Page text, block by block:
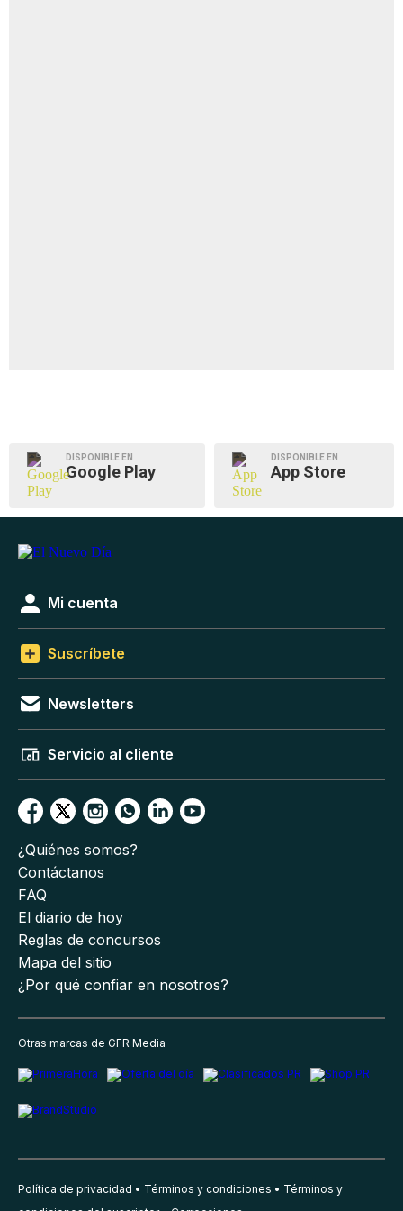
DISPONIBLE EN
Google Play
DISPONIBLE EN
App Store
Mi cuenta
Suscríbete
Newsletters
Servicio al cliente
¿Quiénes somos?
Contáctanos
FAQ
El diario de hoy
Reglas de concursos
Mapa del sitio
¿Por qué confiar en nosotros?
Otras marcas de GFR Media
Política de privacidad Términos y condiciones
Términos y